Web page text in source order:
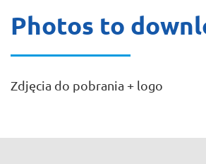
Photos to
Zdjęcia do pobrania + logo